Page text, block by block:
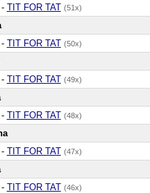
TIT FOR TAT (51x)
TIT FOR TAT (50x)
TIT FOR TAT (49x)
TIT FOR TAT (48x)
TIT FOR TAT (47x)
TIT FOR TAT (46x)